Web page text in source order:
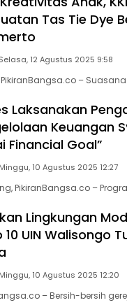
Tas Tie Dye
Selasa, 12 Agustus 2025 9:58
–
Laksanakan
Keuangan
Financial Goal”
Minggu, 10 Agustus 2025 12:27
PikiranBangsa.co –
Lingkungan
10 UIN Walisongo
Minggu, 10 Agustus 2025 12:20
– Bersih-bersih